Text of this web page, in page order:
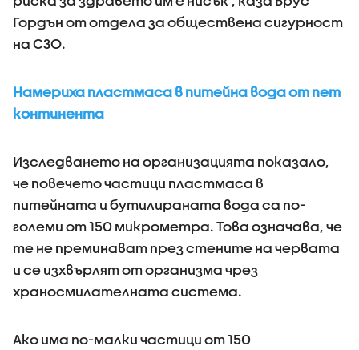
Гордън от отдела за обществена сигурност
на СЗО.
Намериха пластмаса в питейна вода от пет
континента
Изследването на организацията показало,
че повечето частици пластмаса в
питейната и бутилираната вода са по-
големи от 150 микрометра. Това означава, че
те не преминават през стените на червата
и се изхвърлят от организма чрез
храносмилателната система.
Ако има по-малки частици от 150